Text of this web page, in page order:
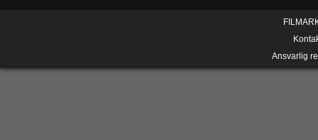
Ansvarlig